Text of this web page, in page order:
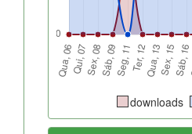
downloads